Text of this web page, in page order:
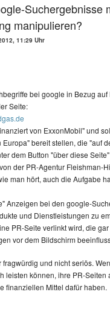
Suchergebnisse
manipulieren?
11:29 Uhr
bei google in Bezug
Seite:
von ExxonMobil" und
bereit stellen, die "auf
dem Button "über diese
der PR-Agentur Fleishman-
man hört, auch die Aufgabe
Anzeigen bei den google-
und Dienstleistungen zu
PR-Seite verlinkt wird, die
vor dem Bildschirm
und nicht seriös.
leisten können, ihre PR-
finanziellen Mittel dafür haben.